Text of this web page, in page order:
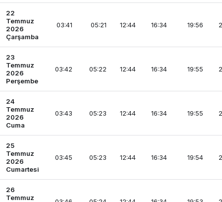
22
Temmuz
2026
Çarşamba
03:41 05:21 12:44 16:34 19:56
23
Temmuz
2026
Perşembe
03:42 05:22 12:44 16:34 19:55
24
Temmuz
2026
Cuma
03:43 05:23 12:44 16:34 19:55
25
Temmuz
2026
Cumartesi
03:45 05:23 12:44 16:34 19:54
26
Temmuz